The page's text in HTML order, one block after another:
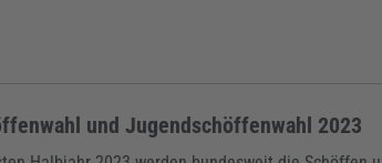
und Jugendschöffenwahl 2023